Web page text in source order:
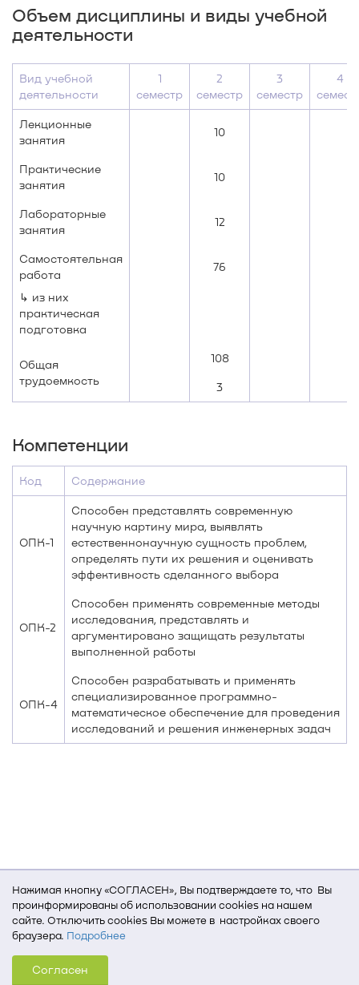
Нажимая кнопку «СОГЛАСЕН», Вы подтверждаете то, что Вы
проинформированы об использовании cookies на нашем
сайте. Отключить cookies Вы можете в настройках своего
браузера. Подробнее
Для того, чтобы мы могли качественно предоставить Вам
услуги, мы используем cookies, которые сохраняются
Согласен
Объем дисциплины и виды учебной
деятельности
Вид учебной
деятельности
1
семестр
2
семестр
3
семестр
4
Лекционные
занятия
10
Практические
занятия
10
Лабораторные
занятия
12
Самостоятельная
работа
76
↳ из них
практическая
подготовка
Общая
трудоемкость
108
3
Компетенции
Код Содержание
ОПК-1
Способен представлять современную
научную картину мира, выявлять
естественнонаучную сущность проблем,
определять пути их решения и оценивать
эффективность сделанного выбора
ОПК-2
Способен применять современные методы
исследования, представлять и
аргументировано защищать результаты
выполненной работы
ОПК-4
Способен разрабатывать и применять
специализированное программно-
математическое обеспечение для проведения
исследований и решения инженерных задач